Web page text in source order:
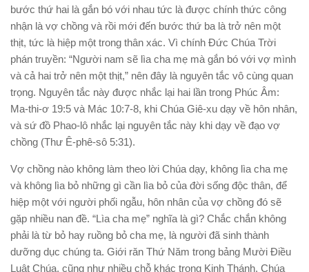
bước thứ hai là gắn bó với nhau tức là được chính thức công
nhận là vợ chồng và rồi mới đến bước thứ ba là trở nên một
thịt, tức là hiệp một trong thân xác. Vì chính Đức Chúa Trời
phán truyền: “Người nam sẽ lìa cha mẹ mà gắn bó với vợ mình
và cả hai trở nên một thịt,” nên đây là nguyên tắc vô cùng quan
trọng. Nguyên tắc này được nhắc lại hai lần trong Phúc Âm:
Ma-thi-ơ 19:5 và Mác 10:7-8, khi Chúa Giê-xu dạy về hôn nhân,
và sứ đồ Phao-lô nhắc lại nguyên tắc này khi dạy về đạo vợ
chồng (Thư Ê-phê-sô 5:31).
Vợ chồng nào không làm theo lời Chúa dạy, không lìa cha mẹ
và không lìa bỏ những gì cần lìa bỏ của đời sống độc thân, để
hiệp một với người phối ngẫu, hôn nhân của vợ chồng đó sẽ
gặp nhiều nan đề. “Lìa cha mẹ” nghĩa là gì? Chắc chắn không
phải là từ bỏ hay ruồng bỏ cha mẹ, là người đã sinh thành
dưỡng dục chúng ta. Giới răn Thứ Năm trong bảng Mười Điều
Luật Chúa, cũng như nhiều chỗ khác trong Kinh Thánh, Chúa